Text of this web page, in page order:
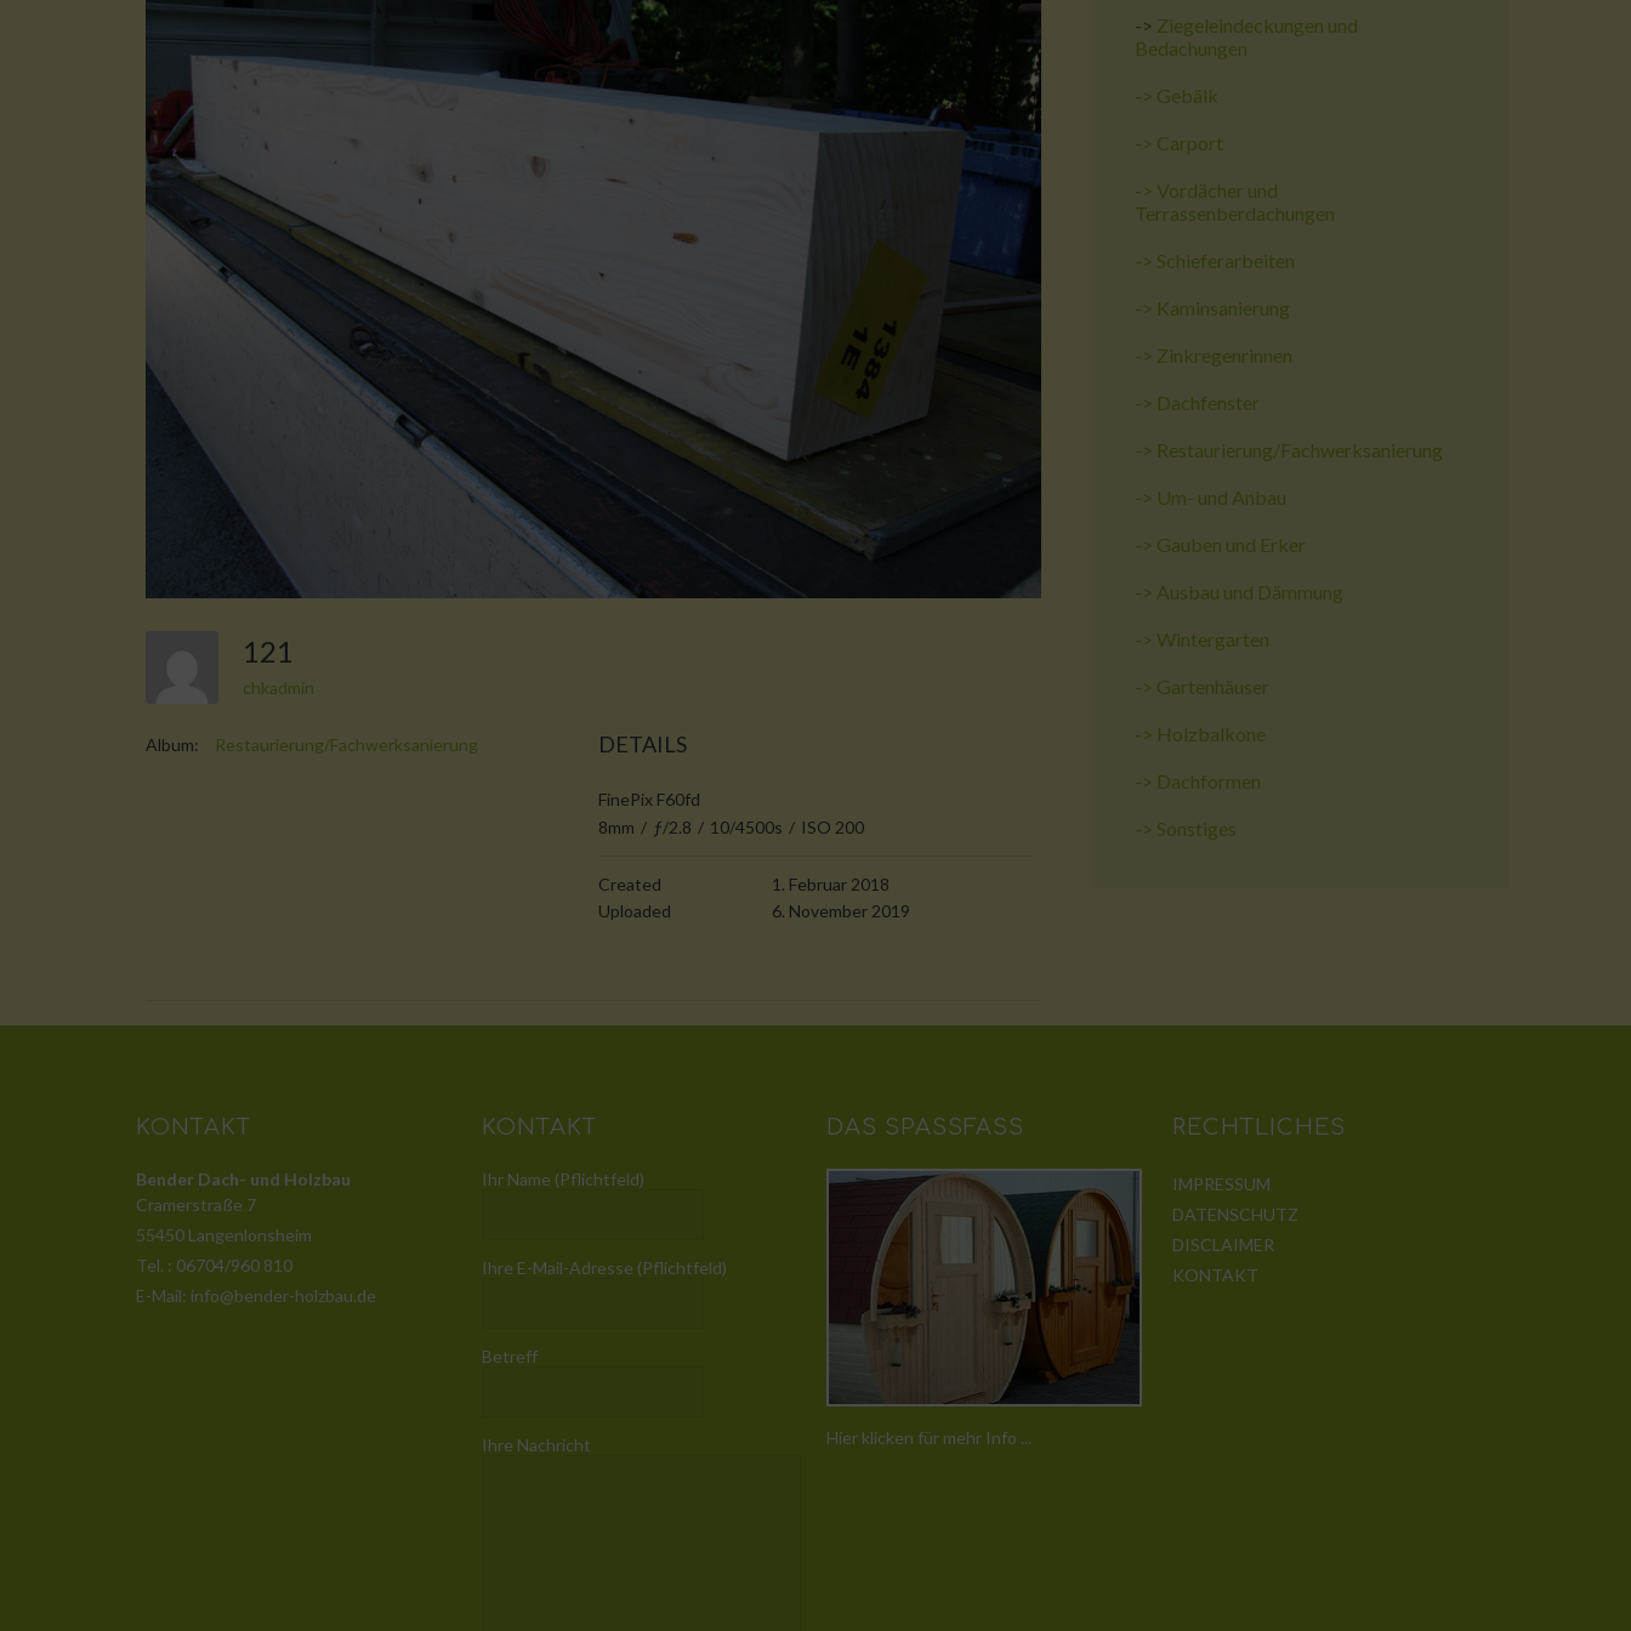
121
chkadmin
Album: Restaurierung/Fachwerksanierung DETAILS
FinePix F60fd
8mm / ƒ/2.8 / 10/4500s / ISO 200
Created
1. Februar 2018
Uploaded
6. November 2019
-> Ziegeleindeckungen und
Bedachungen
-> Gebälk
-> Carport
-> Vordächer und
Terrassenberdachungen
-> Schieferarbeiten
-> Kaminsanierung
-> Zinkregenrinnen
-> Dachfenster
-> Restaurierung/Fachwerksanierung
-> Um- und Anbau
-> Gauben und Erker
-> Ausbau und Dämmung
-> Wintergarten
-> Gartenhäuser
-> Holzbalkone
-> Dachformen
-> Sonstiges
KONTAKT
Bender Dach- und Holzbau
Cramerstraße 7
55450 Langenlonsheim
Tel. : 06704/960 810
E-Mail: info@bender-holzbau.de
KONTAKT
Ihr Name (Pflichtfeld)
Ihre E-Mail-Adresse (Pflichtfeld)
Betreff
Ihre Nachricht
DAS SPASSFASS
Hier klicken für mehr Info ...
RECHTLICHES
IMPRESSUM
DATENSCHUTZ
DISCLAIMER
KONTAKT